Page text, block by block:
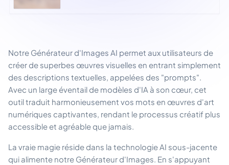
Notre Générateur d'Images AI permet aux utilisateurs de
créer de superbes œuvres visuelles en entrant simplement
des descriptions textuelles, appelées des "prompts".
Avec un large éventail de modèles d'IA à son cœur, cet
outil traduit harmonieusement vos mots en œuvres d'art
numériques captivantes, rendant le processus créatif plus
accessible et agréable que jamais.
La vraie magie réside dans la technologie AI sous-jacente
qui alimente notre Générateur d'Images. En s'appuyant